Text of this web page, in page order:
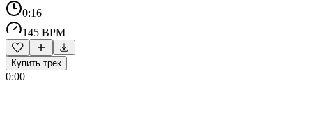
0:16
145 BPM
Купить трек
0:00